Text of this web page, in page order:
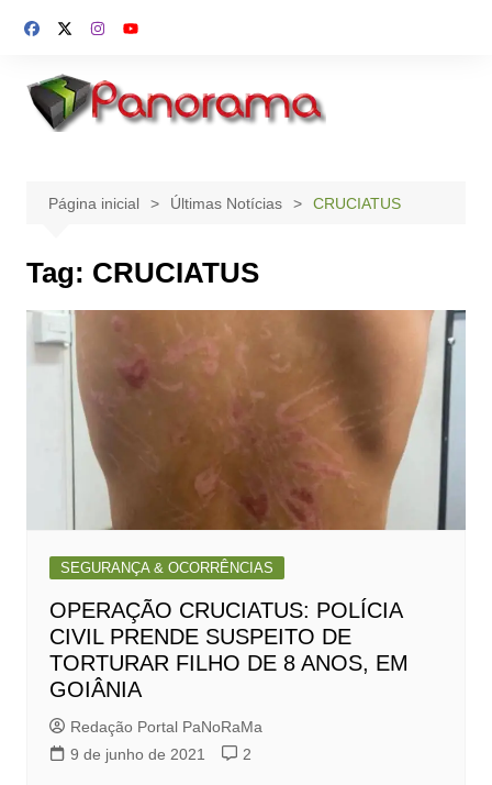
para
conteúdo
Página inicial Últimas Notícias CRUCIATUS
Tag: CRUCIATUS
SEGURANÇA & OCORRÊNCIAS
OPERAÇÃO CRUCIATUS: POLÍCIA
CIVIL PRENDE SUSPEITO DE
TORTURAR FILHO DE 8 ANOS, EM
GOIÂNIA
Redação Portal PaNoRaMa
9 de junho de 2021
2